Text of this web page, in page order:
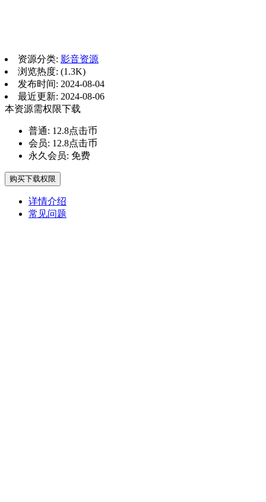
资源分类: 影音资源
浏览热度: (1.3K)
发布时间: 2024-08-04
最近更新: 2024-08-06
本资源需权限下载
普通: 12.8点击币
会员: 12.8点击币
永久会员: 免费
购买下载权限
详情介绍
常见问题